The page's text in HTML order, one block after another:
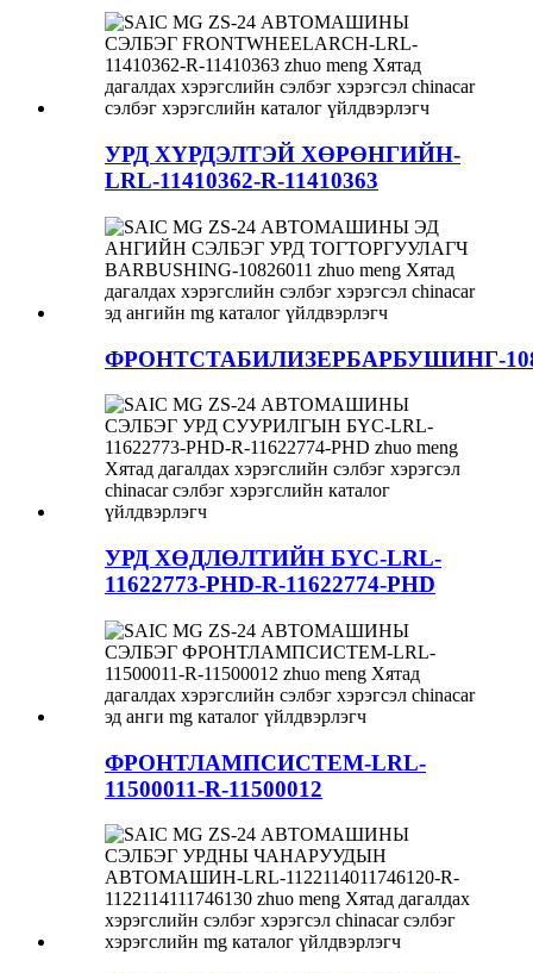
УРД ХҮРДЭЛТЭЙ ХӨРӨНГИЙН-
LRL-11410362-R-11410363
ФРОНТСТАБИЛИЗЕРБАРБУШИНГ-
УРД ХӨДЛӨЛТИЙН БҮС-LRL-
11622773-PHD-R-11622774-PHD
ФРОНТЛАМПСИСТЕМ-LRL-
11500011-R-11500012